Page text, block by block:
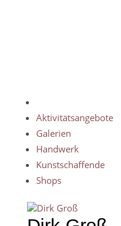
Aktivitätsangebote
Galerien
Handwerk
Kunstschaffende
Shops